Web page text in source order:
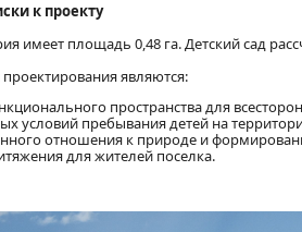
к проекту
имеет площадь 0,48 га. Детский сад
являются:
пространства для
условий пребывания детей на
отношения к природе и
для жителей поселка.